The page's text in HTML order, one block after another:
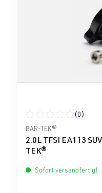
Durchschnittliche
(0)
BAR-TEK®
2.0L TFSI EA113
TEK®
Sofort versandfertig!